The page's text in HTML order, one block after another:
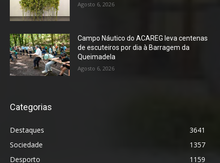
Agosto 6, 2026
Campo Náutico do ACAREG leva centenas
de escuteiros por dia à Barragem da
Queimadela
Agosto 6, 2026
Categorias
Destaques
3641
Sociedade
1357
Desporto
1159